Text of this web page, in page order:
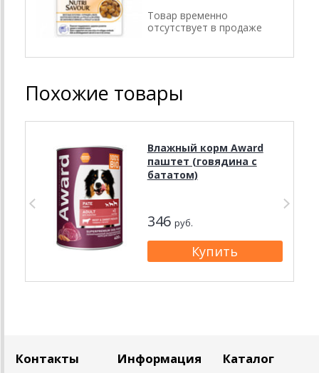
Товар временно
отсутствует в продаже
Похожие товары
Влажный корм Award
паштет (говядина с
бататом)
346 руб.
Контакты Информация Каталог